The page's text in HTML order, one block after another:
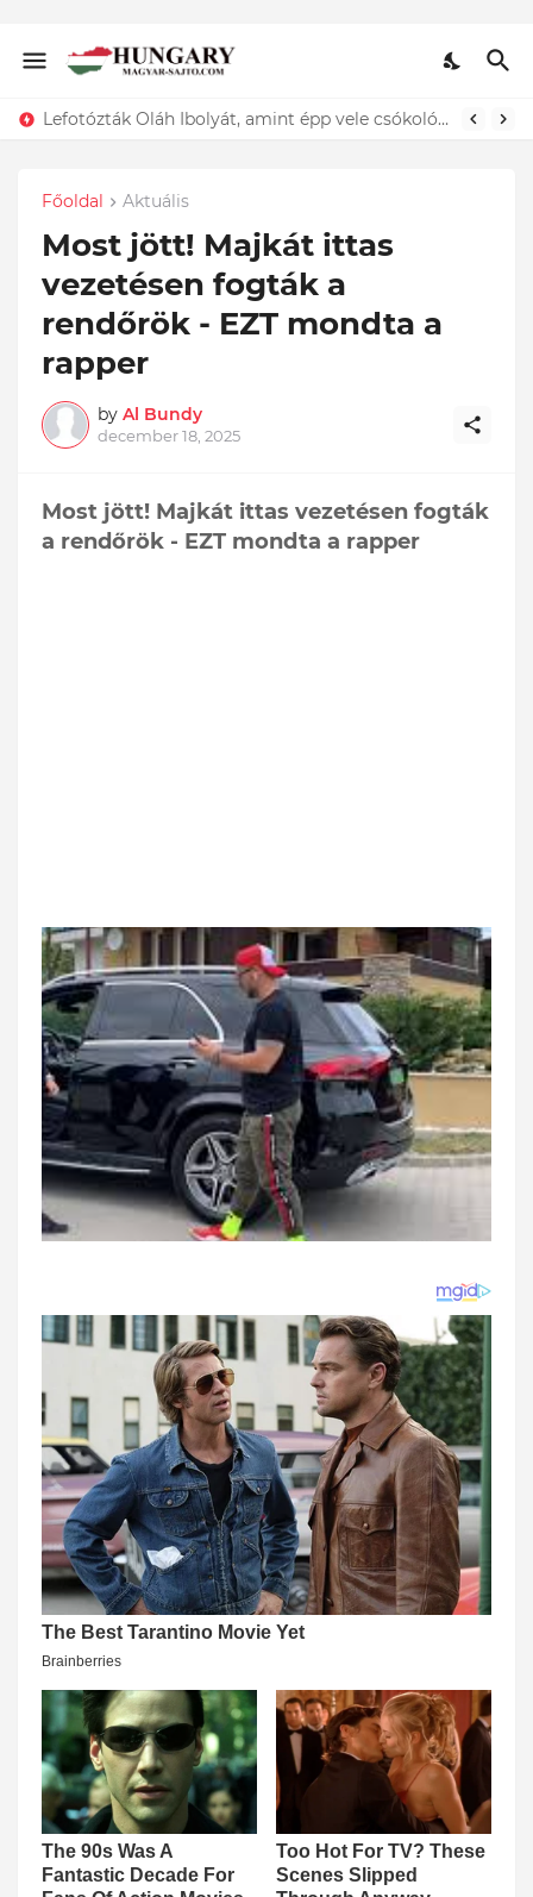
Lefotózták Oláh Ibolyát, amint épp vele csókolózik - EZT nem hiszed el, kinek a karjában kötött ki...ÍME
Főoldal Aktuális
Most jött! Majkát ittas
vezetésen fogták a
rendőrök - EZT mondta a
rapper
by Al Bundy
december 18, 2025
Most jött! Majkát ittas vezetésen fogták
a rendőrök - EZT mondta a rapper